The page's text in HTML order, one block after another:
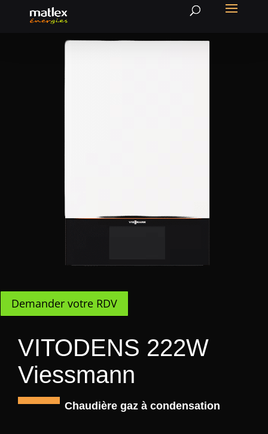
VITODENS 222W
Viessmann
Chaudière gaz à condensation
Demander votre RDV